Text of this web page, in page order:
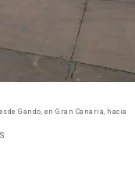
Gando, en Gran Canaria, hacia